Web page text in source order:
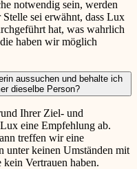
notwendig sein, werden
sei erwähnt, dass Lux
hat, was wahrlich
haben wir möglich
aussuchen und behalte ich
dieselbe Person?
Ihrer Ziel- und
eine Empfehlung ab.
treffen wir eine
unter keinen Umständen mit
Vertrauen haben.